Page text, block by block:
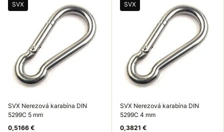
SVX
SVX Nerezová karabína DIN
5299C 5 mm
0,5166 €
SVX
SVX Nerezová karabína DIN
5299C 4 mm
0,3821 €